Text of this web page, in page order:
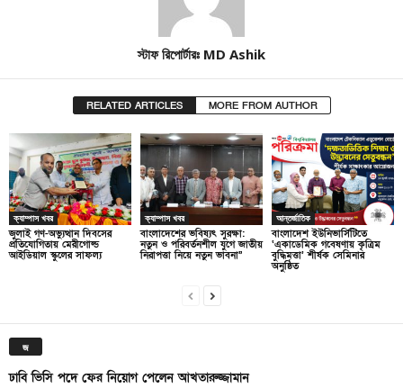
স্টাফ রিপোর্টারঃ MD Ashik
RELATED ARTICLES MORE FROM AUTHOR
ক্যাম্পাস খবর
জুলাই গণ-অভ্যুত্থান দিবসের
প্রতিযোগিতায় মেরীগোল্ড
আইডিয়াল স্কুলের সাফল্য
ক্যাম্পাস খবর
বাংলাদেশের ভবিষ্যৎ সুরক্ষা:
নতুন ও পরিবর্তনশীল যুগে জাতীয়
নিরাপত্তা নিয়ে নতুন ভাবনা”
আন্তর্জাতিক
বাংলাদেশ ইউনিভার্সিটিতে
‘একাডেমিক গবেষণায় কৃত্রিম
বুদ্ধিমত্তা’ শীর্ষক সেমিনার
অনুষ্ঠিত
জ
ঢাবি ভিসি পদে ফের নিয়োগ পেলেন আখতারুজ্জামান